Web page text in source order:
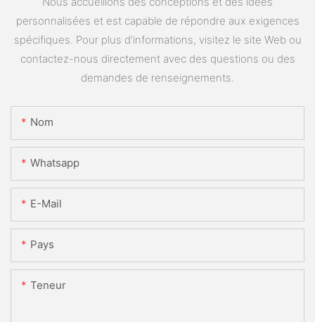
personnalisées et est capable de répondre aux exigences
spécifiques. Pour plus d'informations, visitez le site Web ou
contactez-nous directement avec des questions ou des
demandes de renseignements.
Nom
Whatsapp
E-Mail
Pays
Teneur